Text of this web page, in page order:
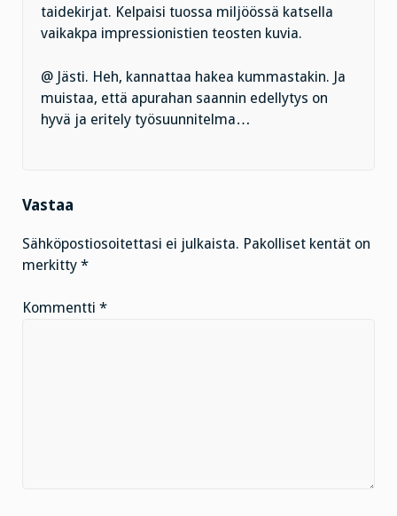
taidekirjat. Kelpaisi tuossa miljöössä katsella
vaikakpa impressionistien teosten kuvia.
@ Jästi. Heh, kannattaa hakea kummastakin. Ja
muistaa, että apurahan saannin edellytys on
hyvä ja eritely työsuunnitelma…
Vastaa
Sähköpostiosoitettasi ei julkaista. Pakolliset kentät on
merkitty *
Kommentti *